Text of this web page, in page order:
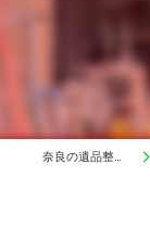
奈良の遺品整理はイナバ